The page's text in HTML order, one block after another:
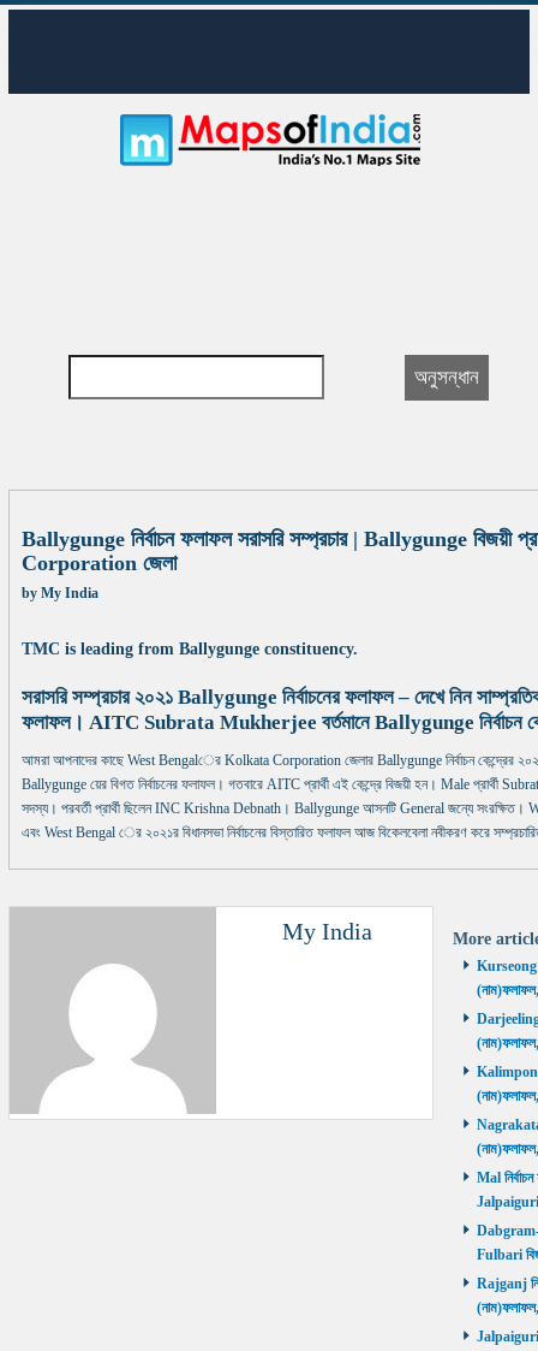
Ballygunge নির্বাচন ফলাফল সরাসরি সম্প্রচার | Ballygunge বিজয়ী
Corporation জেলা
by My India
TMC is leading from Ballygunge constituency.
সরাসরি সম্প্রচার ২০২১ Ballygunge নির্বাচনের ফলাফল – দেখে নিন
ফলাফল। AITC Subrata Mukherjee বর্তমানে Ballygunge নির্বাচন
আমরা আপনাদের কাছে West Bengalের Kolkata Corporation জেলার Ballygunge নির্বাচন কেন্দ্রের
Ballygunge য়ের বিগত নির্বাচনের ফলাফল। গতবারে AITC প্রার্থী এই কেন্দ্রে বিজয়ী হন। Male প্রার্থী
সদস্য। পরবর্তী প্রার্থী ছিলেন INC Krishna Debnath। Ballygunge আসনটি General জন্যে সংরক্ষিত।
এবং West Bengal ের ২০২১র বিধানসভা নির্বাচনের বিস্তারিত ফলাফল আজ বিকেলবেলা নবীকরণ করে
My India More
Kurseong
Darjeeling
Kalimpong
Nagrakata
Mal
Jalpaiguri
Dabgram-
Fulbari
Rajganj
Jalpaiguri